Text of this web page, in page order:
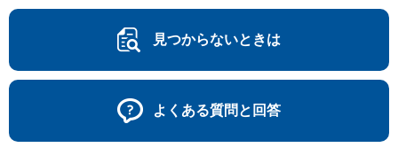
見つからないときは
よくある質問と回答